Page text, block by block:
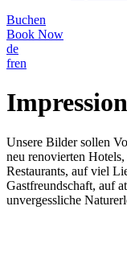
Buchen
Book Now
de
fren
Unsere Bilder sollen
neu renovierten
Restaurants, auf viel
Gastfreundschaft, auf
unvergessliche